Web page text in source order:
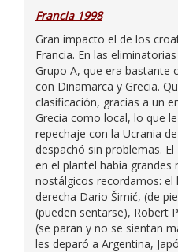
Francia 1998
Gran impacto el de los
Francia. En las
Grupo A, que era bastante
con Dinamarca y Grecia.
clasificación, gracias a un
Grecia como local, lo que
repechaje con la Ucrania
despachó sin problemas.
en el plantel había
nostálgicos recordamos:
derecha Dario Šimić, (de
(pueden sentarse), Robert
(se paran y no se sientan
les deparó a Argentina,